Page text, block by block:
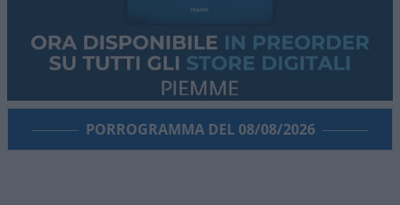
PORROGRAMMA DEL 08/08/2026